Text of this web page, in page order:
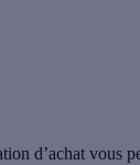
d’achat vous